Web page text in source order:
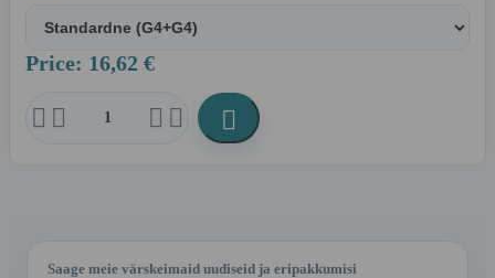
Price: 16,62 €
    
Saage meie värskeimaid uudiseid ja eripakkumisi